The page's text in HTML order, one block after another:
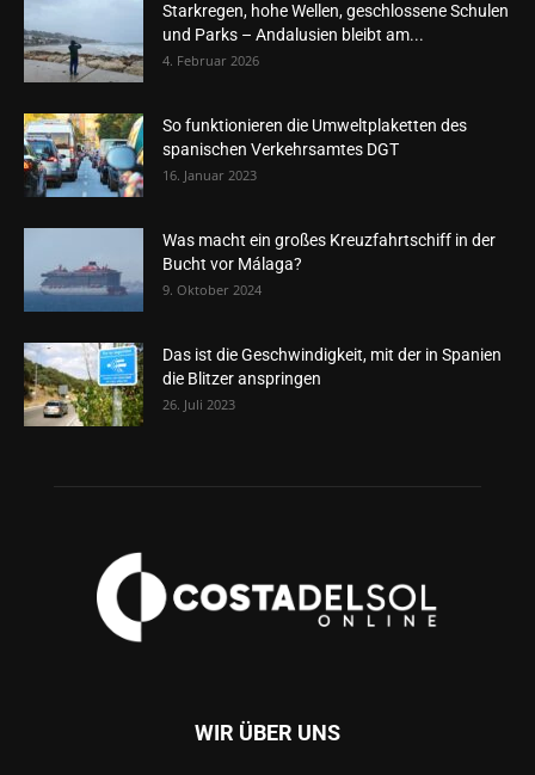
Starkregen, hohe Wellen, geschlossene Schulen
und Parks – Andalusien bleibt am...
4. Februar 2026
So funktionieren die Umweltplaketten des
spanischen Verkehrsamtes DGT
16. Januar 2023
Was macht ein großes Kreuzfahrtschiff in der
Bucht vor Málaga?
9. Oktober 2024
Das ist die Geschwindigkeit, mit der in Spanien
die Blitzer anspringen
26. Juli 2023
WIR ÜBER UNS